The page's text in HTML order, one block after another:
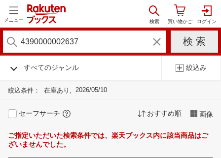
メニュー
すべてのジャンル 絞込み
絞込条件： 在庫あり 2026/05/10
セーフサーチ おすすめ順 画像
ご指定いただいた検索条件では、楽天ブックス内に該当商品はご
ざいませんでした。